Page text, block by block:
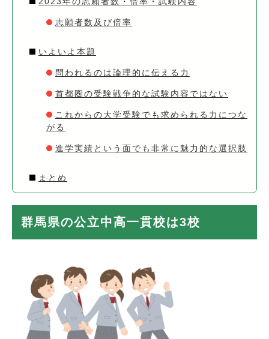
志願者数及び倍率
いよいよ本題
問われるのは論理的に伝える力
首都圏の受験戦争的な試験内容ではない
これからの大学受験でも求められる力につな
がる
進学実績という面でも非常に魅力的な選択肢
まとめ
群馬県の公立中高一貫校は3校